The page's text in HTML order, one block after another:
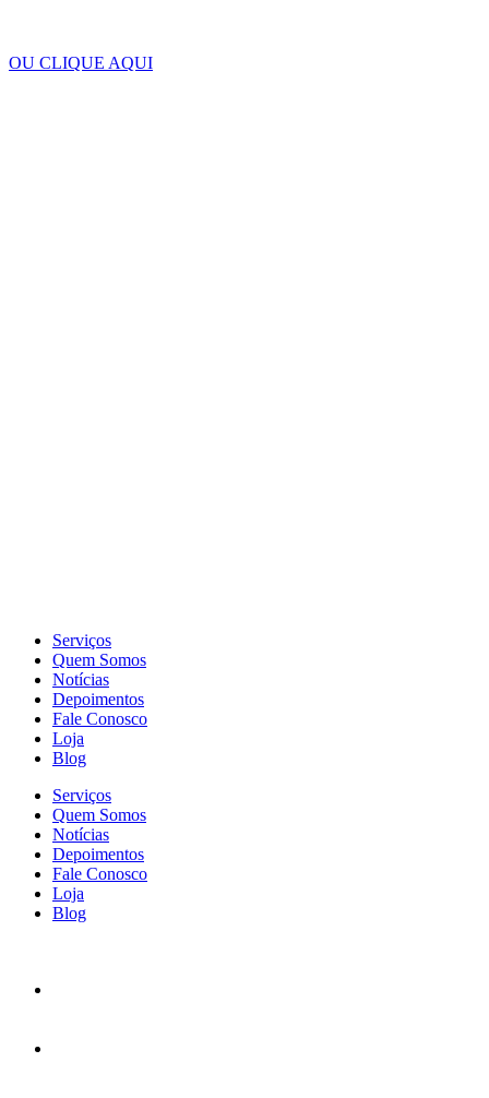
OU CLIQUE AQUI
Serviços
Quem Somos
Notícias
Depoimentos
Fale Conosco
Loja
Blog
Serviços
Quem Somos
Notícias
Depoimentos
Fale Conosco
Loja
Blog